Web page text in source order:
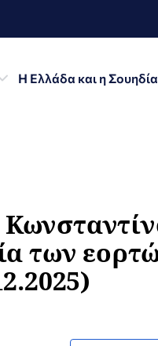
Η Ελλάδα και η Σουηδία
των